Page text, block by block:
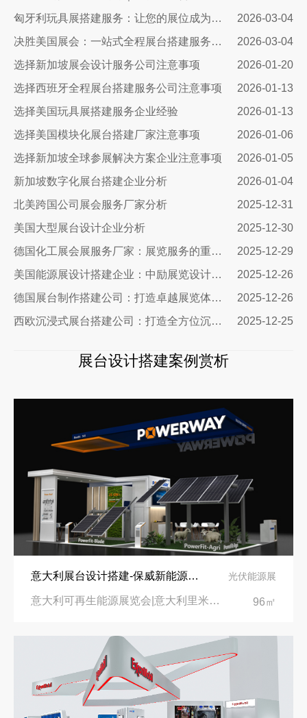
匈牙利玩具展搭建服务：让您的展位成为布达佩斯最闪亮的明星
2026-03-04
决胜美国展会：一站式全程展台搭建服务，如何助您抢占市场先机
2026-03-04
选择新加坡展会设计服务公司注意事项
2026-01-20
选择西班牙全程展台搭建服务公司注意事项
2026-01-13
选择美国玩具展搭建服务企业经验
2026-01-13
选择美国模块化展台搭建厂家注意事项
2026-01-06
选择新加坡全球参展解决方案企业注意事项
2026-01-05
新加坡数字化展台搭建企业分析
2026-01-04
北美跨国公司展会服务厂家分析
2025-12-31
美国大型展台设计企业分析
2025-12-30
德国化工展会展服务厂家：展览服务的重要性及选择指南
2025-12-29
美国能源展设计搭建企业：中励展览设计搭建公司
2025-12-26
德国展台制作搭建公司：打造卓越展览体验的专业选择
2025-12-26
西欧沉浸式展台搭建公司：打造全方位沉浸式展览体验
2025-12-25
展台设计搭建案例赏析
意大利展台设计搭建-保威新能源在意大利里米尼会展中心推出最新产品-中励展览设计策划公司 光伏能源展
意大利可再生能源展览会|意大利里米尼会展中心 96㎡